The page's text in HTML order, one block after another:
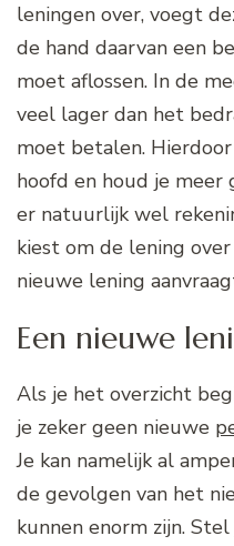
leningen over, voegt
de hand daarvan een
moet aflossen. In de
veel lager dan het
moet betalen.
hoofd en houd je meer
er natuurlijk wel
kiest om de lening
nieuwe lening
Een nieuwe
Als je het overzicht
je zeker geen nieuwe
Je kan namelijk al
de gevolgen van het
kunnen enorm zijn.